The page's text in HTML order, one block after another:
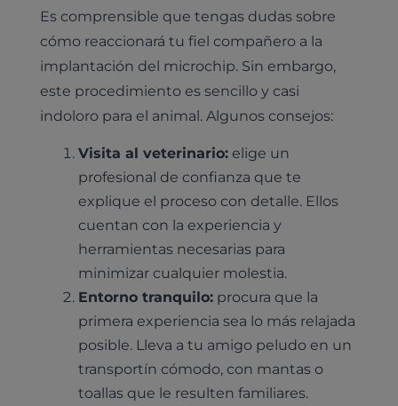
Pruebas diagnósticas
Diagnóstico veterinario por imagen
Laboratorio veterinario propio
Ecografía
Pruebas cropológicas
Pruebas histológicas – microscopio
Identificación con microchip y pasaporte
Desparasitación
Esterilización
Vacunación
Hospitalización
Leishmaniasis
Revisión general y/o geriátrica
Dermatología
Odontología
Traumatología
Nutrición
Cardiología
Medicina felina
Planes de salud para gatos
Todos los planes de salud
¿Quiénes somos?
Comité de expertos veterinarios
Es comprensible que tengas dudas sobre
cómo reaccionará tu fiel compañero a la
implantación del microchip. Sin embargo,
este procedimiento es sencillo y casi
indoloro para el animal. Algunos consejos:
Visita al veterinario: elige un
profesional de confianza que te
explique el proceso con detalle. Ellos
cuentan con la experiencia y
herramientas necesarias para
minimizar cualquier molestia.
Entorno tranquilo: procura que la
primera experiencia sea lo más relajada
posible. Lleva a tu amigo peludo en un
transportín cómodo, con mantas o
toallas que le resulten familiares.